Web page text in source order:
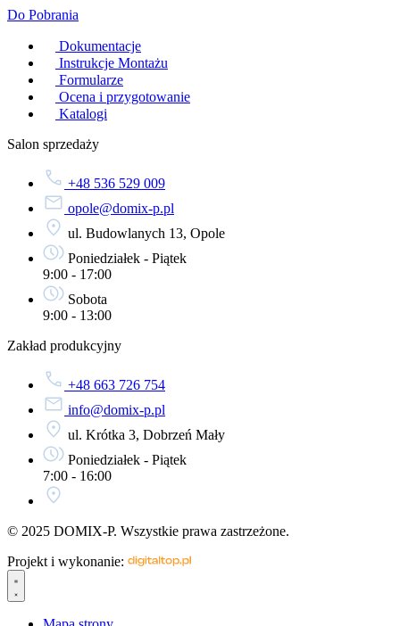
Do Pobrania
Dokumentacje
Instrukcje Montażu
Formularze
Ocena i przygotowanie
Katalogi
Salon sprzedaży
+48 536 529 009
opole@domix-p.pl
ul. Budowlanych 13, Opole
Poniedziałek - Piątek
9:00 - 17:00
Sobota
9:00 - 13:00
Zakład produkcyjny
+48 663 726 754
info@domix-p.pl
ul. Krótka 3, Dobrzeń Mały
Poniedziałek - Piątek
7:00 - 16:00
© 2025 DOMIX-P. Wszystkie prawa zastrzeżone.
Projekt i wykonanie: